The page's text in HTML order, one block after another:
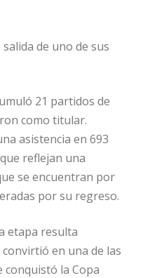
de uno de sus
21 partidos de
como titular.
asistencia en 693
reflejan una
se encuentran por
por su regreso.
etapa resulta
en una de las
conquistó la Copa